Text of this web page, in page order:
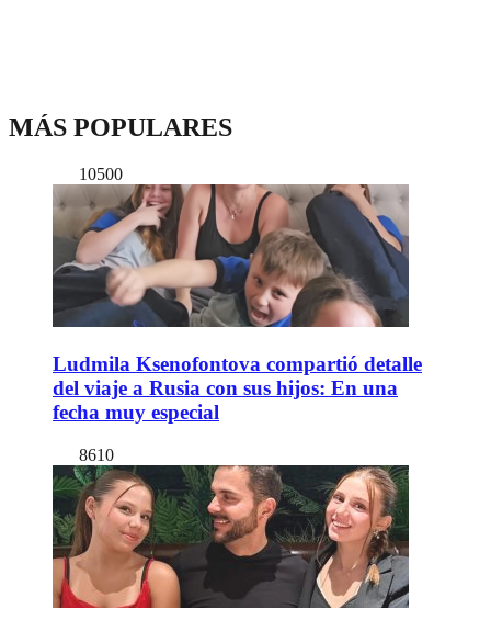
MÁS POPULARES
10500
Ludmila Ksenofontova compartió detalle
del viaje a Rusia con sus hijos: En una
fecha muy especial
8610